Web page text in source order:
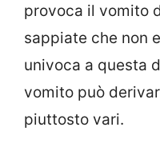
provoca il vomito
sappiate che non
univoca a questa
vomito può
piuttosto vari.